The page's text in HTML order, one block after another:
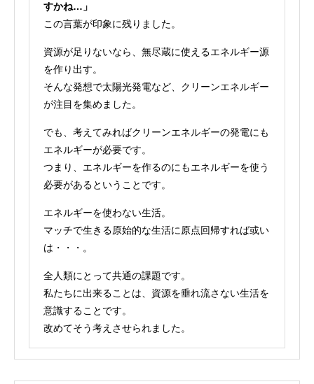
すかね…」
この言葉が印象に残りました。
資源が足りないなら、無尽蔵に使えるエネルギー源
を作り出す。
そんな発想で太陽光発電など、クリーンエネルギー
が注目を集めました。
でも、考えてみればクリーンエネルギーの発電にも
エネルギーが必要です。
つまり、エネルギーを作るのにもエネルギーを使う
必要があるということです。
エネルギーを使わない生活。
マッチで生きる原始的な生活に原点回帰すれば或い
は・・・。
全人類にとって共通の課題です。
私たちに出来ることは、資源を垂れ流さない生活を
意識することです。
改めてそう考えさせられました。